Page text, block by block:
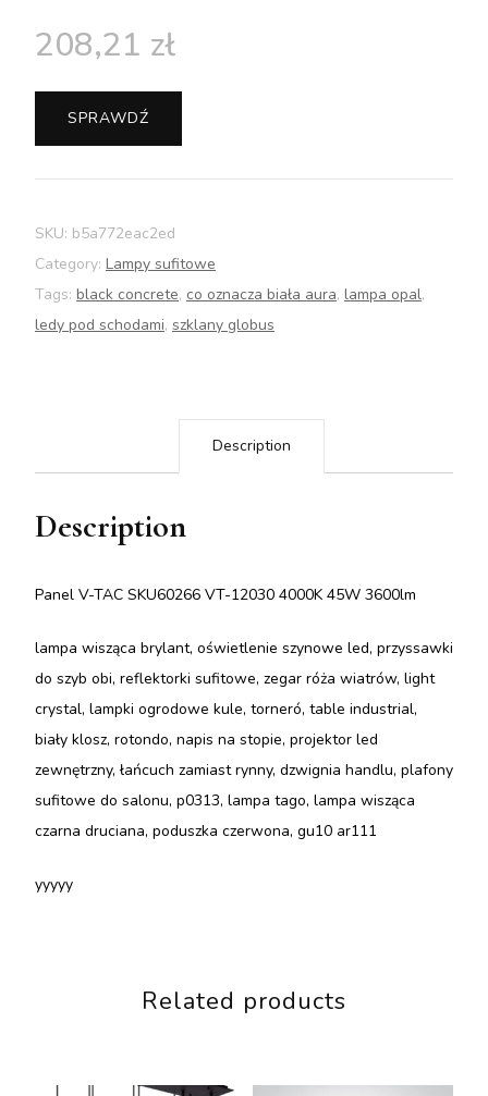
208,21 zł
SPRAWDŹ
SKU: b5a772eac2ed
Category: Lampy sufitowe
Tags: black concrete, co oznacza biała aura, lampa opal,
ledy pod schodami, szklany globus
Description
Description
Panel V-TAC SKU60266 VT-12030 4000K 45W 3600lm
lampa wisząca brylant, oświetlenie szynowe led, przyssawki
do szyb obi, reflektorki sufitowe, zegar róża wiatrów, light
crystal, lampki ogrodowe kule, torneró, table industrial,
biały klosz, rotondo, napis na stopie, projektor led
zewnętrzny, łańcuch zamiast rynny, dzwignia handlu, plafony
sufitowe do salonu, p0313, lampa tago, lampa wisząca
czarna druciana, poduszka czerwona, gu10 ar111
yyyyy
Related products